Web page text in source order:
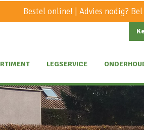
Bestel online! | Advies nodig? Bel
LEGSERVICE